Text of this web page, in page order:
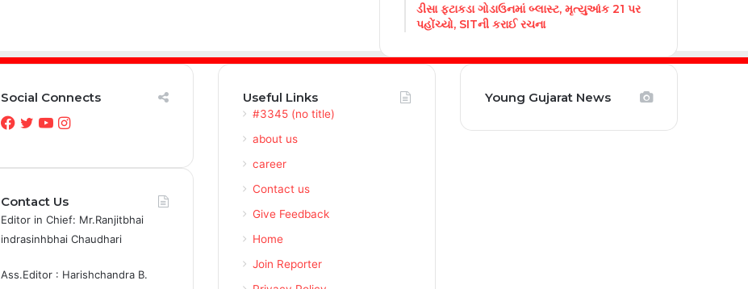
ડીસા ફટાકડા ગોડાઉનમાં બ્લાસ્ટ, મૃત્યુઆંક 21 પર
પહોંચ્યો, SITની કરાઈ રચના
Social Connects
Facebook
TwitterYouTube
Instagram
Contact Us
Editor in Chief: Mr.Ranjitbhai
indrasinhbhai Chaudhari
Ass.Editor : Harishchandra B.
Useful Links
#3345 (no title)
about us
career
Contact us
Give Feedback
Home
Join Reporter
Young Gujarat News